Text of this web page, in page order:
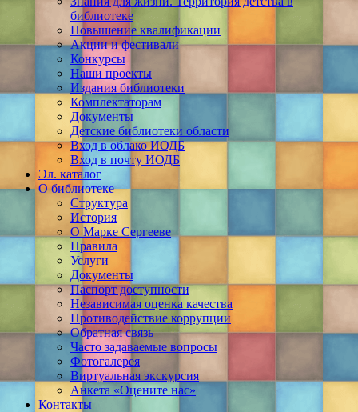
библиотеке
Повышение квалификации
Акции и фестивали
Конкурсы
Наши проекты
Издания библиотеки
Комплектаторам
Документы
Детские библиотеки области
Вход в облако ИОДБ
Вход в почту ИОДБ
Эл. каталог
О библиотеке
Структура
История
О Марке Сергееве
Правила
Услуги
Документы
Паспорт доступности
Независимая оценка качества
Противодействие коррупции
Обратная связь
Часто задаваемые вопросы
Фотогалерея
Виртуальная экскурсия
Анкета «Оцените нас»
Контакты